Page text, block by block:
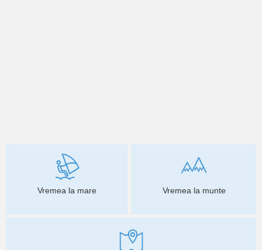
Vremea la mare Vremea la munte